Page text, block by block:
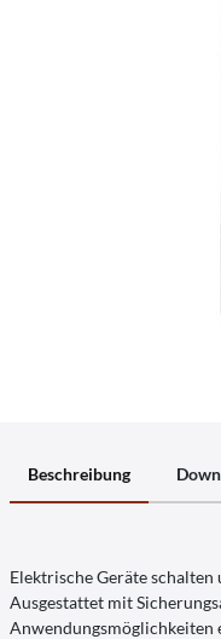
Beschreibung
Elektrische Geräte
Ausgestattet mit
Anwendungsmöglichkeiten